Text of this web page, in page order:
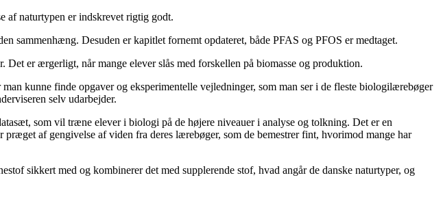
af naturtypen er indskrevet rigtig godt.
sammenhæng. Desuden er kapitlet fornemt opdateret, både PFAS og PFOS er medtaget.
er ærgerligt, når mange elever slås med forskellen på biomasse og produktion.
kunne finde opgaver og eksperimentelle vejledninger, som man ser i de fleste biologilærebøger
selv udarbejder.
som vil træne elever i biologi på de højere niveauer i analyse og tolkning. Det er en
af gengivelse af viden fra deres lærebøger, som de bemestrer fint, hvorimod mange har
sikkert med og kombinerer det med supplerende stof, hvad angår de danske naturtyper, og